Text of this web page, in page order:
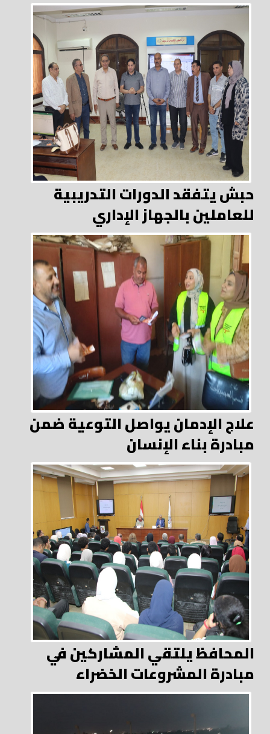
حبش يتفقد الدورات التدريبية
للعاملين بالجهاز الإداري
علاج الإدمان يواصل التوعية ضمن
مبادرة بناء الإنسان
المحافظ يلتقي المشاركين في
مبادرة المشروعات الخضراء